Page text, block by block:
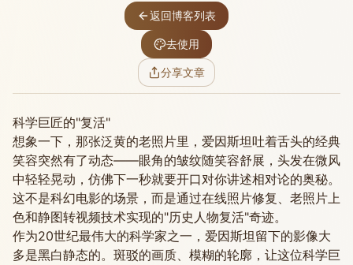
返回博客列表
去使用
分享文章
科学巨匠的"复活"
想象一下，那张泛黄的老照片里，爱因斯坦吐着舌头的经典
笑容突然有了动态——眼角的皱纹随笑容舒展，头发在微风
中轻轻晃动，仿佛下一秒就要开口对你讲述相对论的奥秘。
这不是科幻电影的场景，而是通过在线照片修复、老照片上
色和静图转视频技术实现的"历史人物复活"奇迹。
作为20世纪最伟大的科学家之一，爱因斯坦留下的影像大
多是黑白静态的。斑驳的画质、模糊的轮廓，让这位科学巨